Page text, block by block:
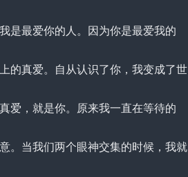
最爱你的人。因为你是最爱我的
真爱。自从认识了你，我变成了世
，就是你。原来我一直在等待的
当我们两个眼神交集的时候，我就